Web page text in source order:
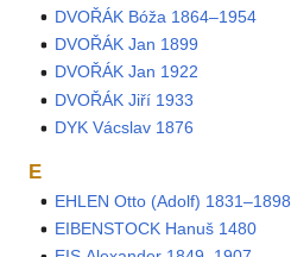
DVOŘÁK Bóža 1864–1954
DVOŘÁK Jan 1899
DVOŘÁK Jan 1922
DVOŘÁK Jiří 1933
DYK Vácslav 1876
E
EHLEN Otto (Adolf) 1831–1898
EIBENSTOCK Hanuš 1480